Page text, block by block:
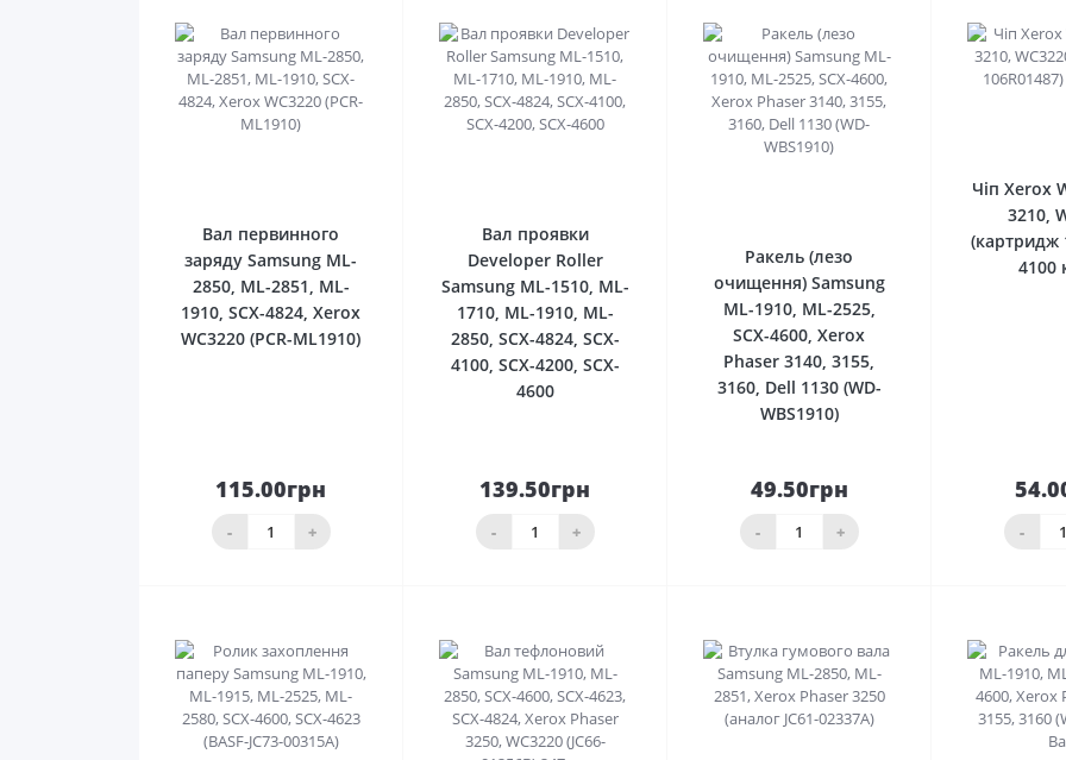
Вал первинного
заряду Samsung ML-
2850, ML-2851, ML-
1910, SCX-4824, Xerox
WC3220 (PCR-ML1910)
115.00грн
- +
До
кошика
Вал проявки
Developer Roller
Samsung ML-1510, ML-
1710, ML-1910, ML-
2850, SCX-4824, SCX-
4100, SCX-4200, SCX-
4600
139.50грн
- +
До
кошика
Ракель (лезо
очищення) Samsung
ML-1910, ML-2525,
SCX-4600, Xerox
Phaser 3140, 3155,
3160, Dell 1130 (WD-
WBS1910)
49.50грн
- +
кошика
Чіп Xerox
3210,
(картридж
4100
-